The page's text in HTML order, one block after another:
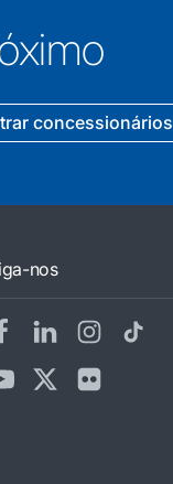
concessionários
nos